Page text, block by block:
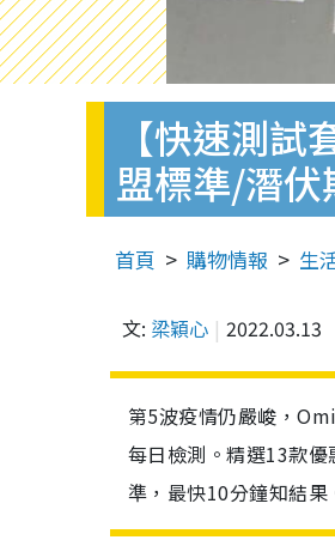
【快速測
盟標準/潛伏
首頁 購物情報 生
文: 梁穎心 2022.03.13
第5波疫情仍嚴峻，
每日檢測。精選13款
準，最快10分鐘知結果